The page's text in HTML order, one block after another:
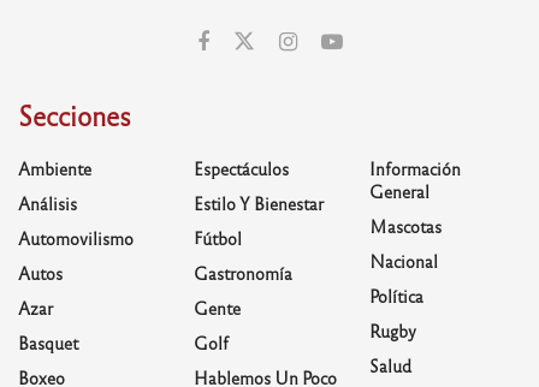
Secciones
Ambiente
Análisis
Automovilismo
Autos
Azar
Basquet
Boxeo
Espectáculos
Estilo Y Bienestar
Fútbol
Gastronomía
Gente
Golf
Hablemos Un Poco
Información
General
Mascotas
Nacional
Política
Rugby
Salud